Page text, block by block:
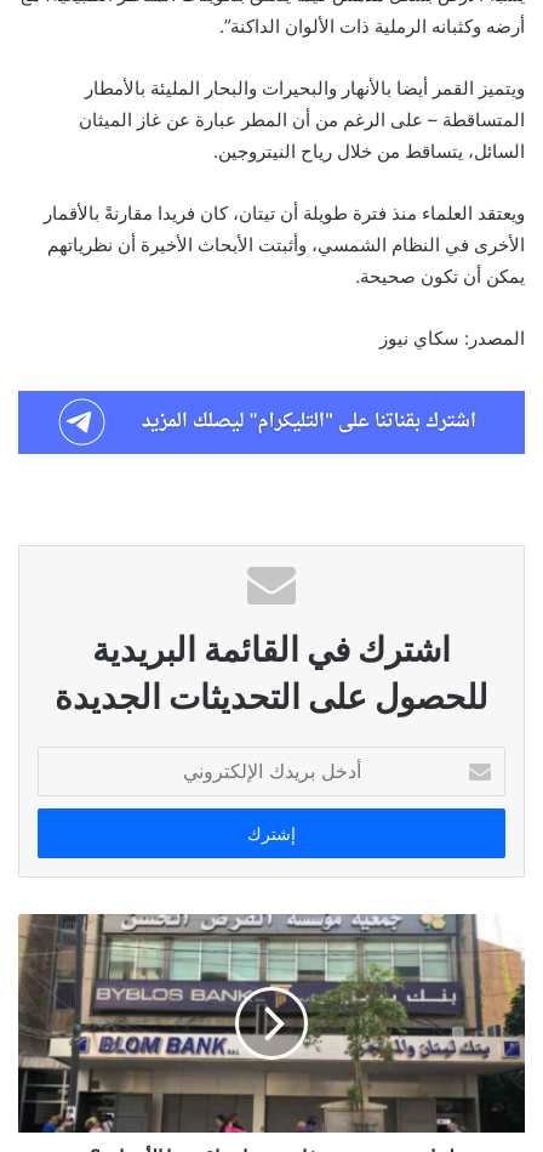
أرضه وكثبانه الرملية ذات الألوان الداكنة”.
ويتميز القمر أيضا بالأنهار والبحيرات والبحار المليئة بالأمطار
المتساقطة – على الرغم من أن المطر عبارة عن غاز الميثان
السائل، يتساقط من خلال رياح النيتروجين.
ويعتقد العلماء منذ فترة طويلة أن تيتان، كان فريدا مقارنةً بالأقمار
الأخرى في النظام الشمسي، وأثبتت الأبحاث الأخيرة أن نظرياتهم
يمكن أن تكون صحيحة.
المصدر: سكاي نيوز
اشترك في القائمة البريدية
للحصول على التحديثات الجديدة
بريدك
الإلكتروني